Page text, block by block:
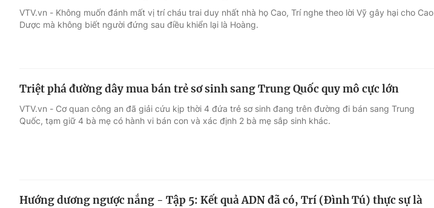
VTV.vn - Không muốn đánh mất vị trí cháu trai duy nhất nhà họ Cao, Trí nghe theo lời Vỹ gây hại cho Cao
Dược mà không biết người đứng sau điều khiển lại là Hoàng.
Triệt phá đường dây mua bán trẻ sơ sinh sang Trung Quốc quy mô cực lớn
VTV.vn - Cơ quan công an đã giải cứu kịp thời 4 đứa trẻ sơ sinh đang trên đường đi bán sang Trung
Quốc, tạm giữ 4 bà mẹ có hành vi bán con và xác định 2 bà mẹ sắp sinh khác.
Hướng dương ngược nắng - Tập 5: Kết quả ADN đã có, Trí (Đình Tú) thực sự là